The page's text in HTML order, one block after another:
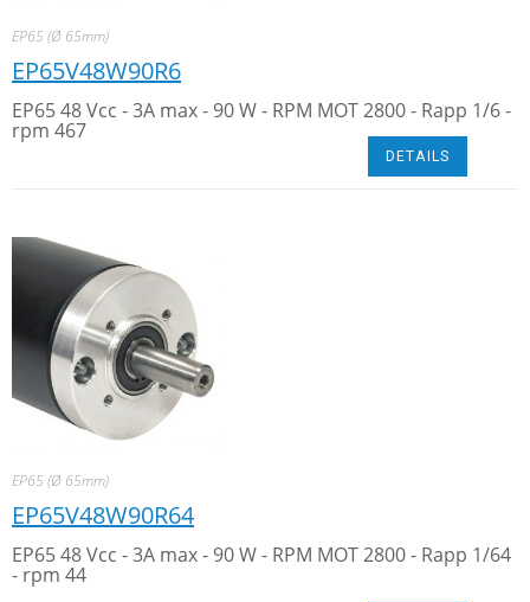
EP65 (Ø 65mm)
EP65V48W90R6
EP65 48 Vcc - 3A max - 90 W - RPM MOT 2800 - Rapp 1/6 -
rpm 467
DETAILS
EP65 (Ø 65mm)
EP65V48W90R64
EP65 48 Vcc - 3A max - 90 W - RPM MOT 2800 - Rapp 1/64
- rpm 44